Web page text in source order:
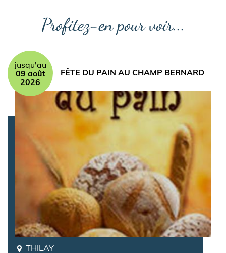
Profitez-en pour voir...
jusqu'au
09 août
2026
FÊTE DU PAIN AU CHAMP BERNARD
THILAY